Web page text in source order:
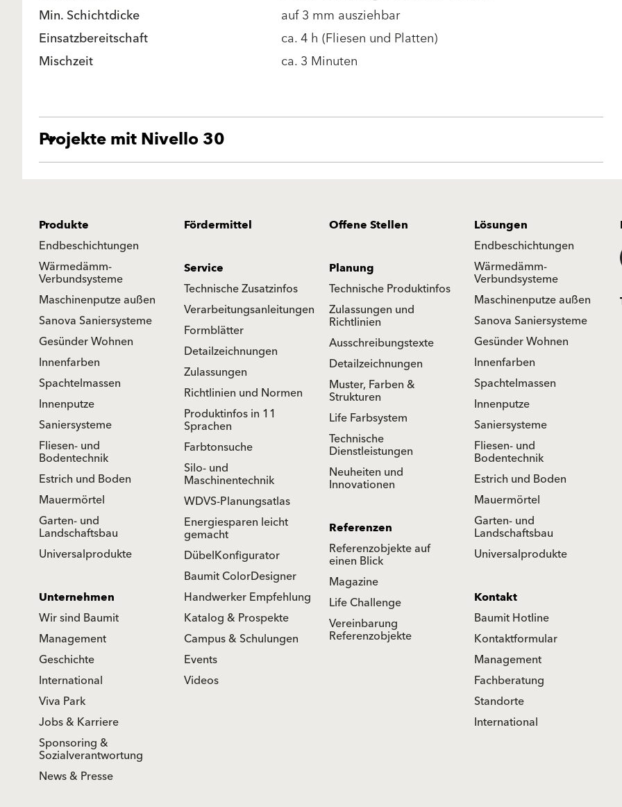
Min. Schichtdicke
auf 3 mm ausziehbar
Einsatzbereitschaft
ca. 4 h (Fliesen und Platten)
Mischzeit
ca. 3 Minuten
Projekte mit Nivello 30
Produkte
Endbeschichtungen
Wärmedämm-
Verbundsysteme
Maschinenputze außen
Sanova Saniersysteme
Gesünder Wohnen
Innenfarben
Spachtelmassen
Innenputze
Saniersysteme
Fliesen- und
Bodentechnik
Estrich und Boden
Mauermörtel
Garten- und
Landschaftsbau
Universalprodukte
Fördermittel Offene Stellen
Lösungen
Endbeschichtungen
Wärmedämm-
Verbundsysteme
Maschinenputze außen
Sanova Saniersysteme
Gesünder Wohnen
Innenfarben
Spachtelmassen
Innenputze
Saniersysteme
Fliesen- und
Bodentechnik
Estrich und Boden
Mauermörtel
Garten- und
Landschaftsbau
Universalprodukte
Service
Technische Zusatzinfos
Verarbeitungsanleitungen
Formblätter
Detailzeichnungen
Zulassungen
Richtlinien und Normen
Produktinfos in 11
Sprachen
Farbtonsuche
Silo- und
Maschinentechnik
WDVS-Planungsatlas
Energiesparen leicht
gemacht
DübelKonfigurator
Baumit ColorDesigner
Handwerker Empfehlung
Katalog & Prospekte
Campus & Schulungen
Events
Videos
Planung
Technische Produktinfos
Zulassungen und
Richtlinien
Ausschreibungstexte
Detailzeichnungen
Muster, Farben &
Strukturen
Life Farbsystem
Technische
Dienstleistungen
Neuheiten und
Innovationen
Referenzen
Referenzobjekte auf
einen Blick
Magazine
Life Challenge
Vereinbarung
Referenzobjekte
Unternehmen
Wir sind Baumit
Management
Geschichte
International
Viva Park
Jobs & Karriere
Sponsoring &
Sozialverantwortung
News & Presse
Kontakt
Baumit Hotline
Kontaktformular
Management
Fachberatung
Standorte
International